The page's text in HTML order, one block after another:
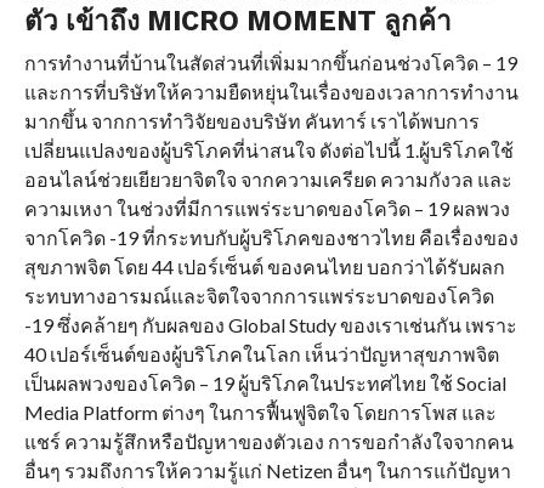
ตัว เข้าถึง MICRO MOMENT ลูกค้า
การทำงานที่บ้านในสัดส่วนที่เพิ่มมากขึ้นก่อนช่วงโควิด – 19
และการที่บริษัทให้ความยืดหยุ่นในเรื่องของเวลาการทำงาน
มากขึ้น จากการทำวิจัยของบริษัท คันทาร์ เราได้พบการ
เปลี่ยนแปลงของผู้บริโภคที่น่าสนใจ ดังต่อไปนี้ 1.ผู้บริโภคใช้
ออนไลน์ช่วยเยียวยาจิตใจ จากความเครียด ความกังวล และ
ความเหงา ในช่วงที่มีการแพร่ระบาดของโควิด – 19 ผลพวง
จากโควิด -19 ที่กระทบกับผู้บริโภคของชาวไทย คือเรื่องของ
สุขภาพจิต โดย 44 เปอร์เซ็นต์ ของคนไทย บอกว่าได้รับผลก
ระทบทางอารมณ์และจิตใจจากการแพร่ระบาดของโควิด
-19 ซึ่งคล้ายๆ กับผลของ Global Study ของเราเช่นกัน เพราะ
40 เปอร์เซ็นต์ของผู้บริโภคในโลก เห็นว่าปัญหาสุขภาพจิต
เป็นผลพวงของโควิด – 19 ผู้บริโภคในประทศไทย ใช้ Social
Media Platform ต่างๆ ในการฟื้นฟูจิตใจ โดยการโพส และ
แชร์ ความรู้สึกหรือปัญหาของตัวเอง การขอกำลังใจจากคน
อื่นๆ รวมถึงการให้ความรู้แก่ Netizen อื่นๆ ในการแก้ปัญหา